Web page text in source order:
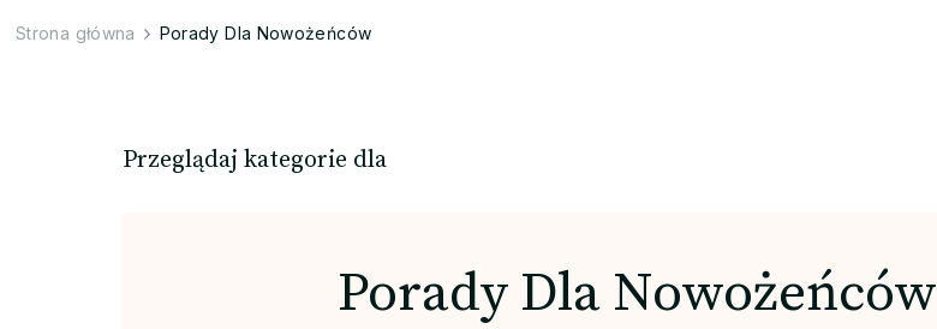
Strona główna Porady Dla Nowożeńców
Przeglądaj kategorie dla
Porady Dla Nowożeńców